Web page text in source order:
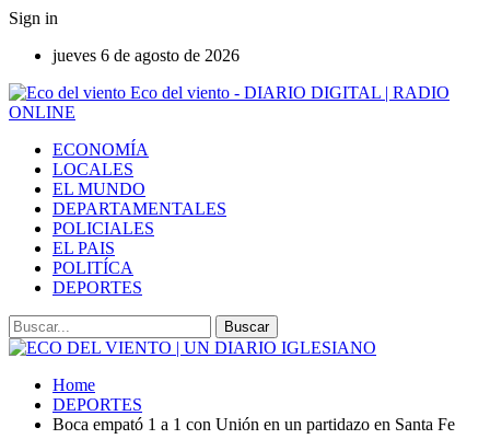
Sign in
jueves 6 de agosto de 2026
Eco del viento - DIARIO DIGITAL | RADIO
ONLINE
ECONOMÍA
LOCALES
EL MUNDO
DEPARTAMENTALES
POLICIALES
EL PAIS
POLITÍCA
DEPORTES
Home
DEPORTES
Boca empató 1 a 1 con Unión en un partidazo en Santa Fe